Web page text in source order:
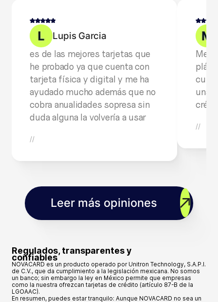
Lupis Garcia
es de las mejores tarjetas que
he probado ya que cuenta con
tarjeta física y digital y me ha
ayudado mucho además que no
cobra anualidades sopresa sin
duda alguna la volvería a usar
//
Me
una
//
Leer más opiniones
Regulados, transparentes y
confiables
NOVACARD es un producto operado por Unitron Technology, S.A.P.I.
de C.V., que da cumplimiento a la legislación mexicana. No somos
un banco; sin embargo la ley en México permite que empresas
como la nuestra ofrezcan tarjetas de crédito (artículo 87-B de la
LGOAAC).
En resumen, puedes estar tranquilo: Aunque NOVACARD no sea un